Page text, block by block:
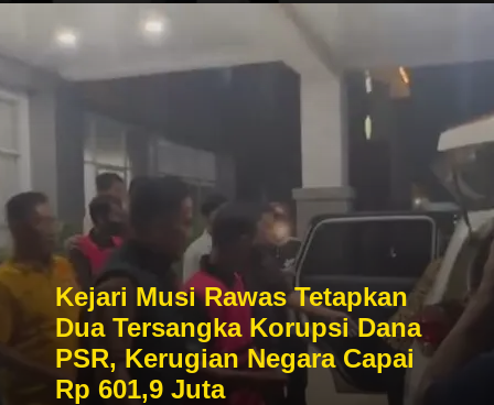
Kejari Musi Rawas Tetapkan
Dua Tersangka Korupsi Dana
PSR, Kerugian Negara Capai
Rp 601,9 Juta